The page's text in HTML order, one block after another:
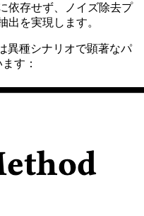
依存せず、ノイズ除去プ
出を実現します。
異種シナリオで顕著なパ
す：